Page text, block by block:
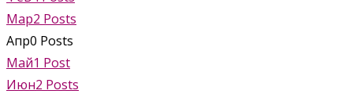
Мар2 Posts
Апр0 Posts
Май1 Post
Июн2 Posts